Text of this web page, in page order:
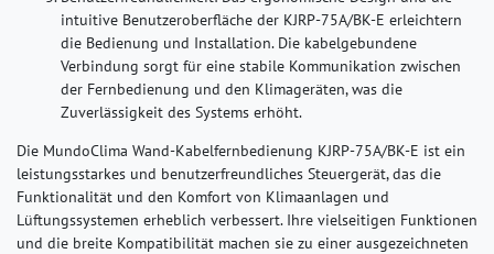
intuitive Benutzeroberfläche der KJRP-75A/BK-E erleichtern
die Bedienung und Installation. Die kabelgebundene
Verbindung sorgt für eine stabile Kommunikation zwischen
der Fernbedienung und den Klimageräten, was die
Zuverlässigkeit des Systems erhöht.
Die MundoClima Wand-Kabelfernbedienung KJRP-75A/BK-E ist ein
leistungsstarkes und benutzerfreundliches Steuergerät, das die
Funktionalität und den Komfort von Klimaanlagen und
Lüftungssystemen erheblich verbessert. Ihre vielseitigen Funktionen
und die breite Kompatibilität machen sie zu einer ausgezeichneten